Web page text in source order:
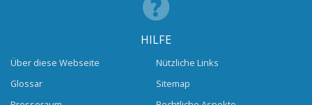
HILFE
Über diese Webseite
Glossar
Nützliche Links
Sitemap